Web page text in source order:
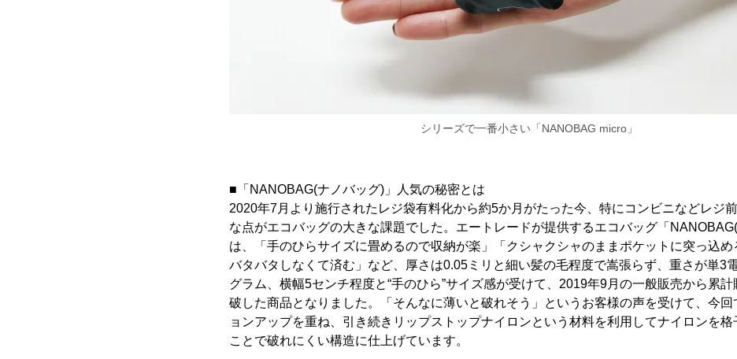
シリーズで一番小さい「NANOBAG micro」
■「NANOBAG(ナノバッグ)」人気の秘密とは
2020年7月より施行されたレジ袋有料化から約5か月がたった今、特にコンビニなどレジ
な点がエコバッグの大きな課題でした。エートレードが提供するエコバッグ「NANOBAG(
は、「手のひらサイズに畳めるので収納が楽」「クシャクシャのままポケットに突っ込
バタバタしなくて済む」など、厚さは0.05ミリと細い髪の毛程度で嵩張らず、重さが単3
グラム、横幅5センチ程度と“手のひら”サイズ感が受けて、2019年9月の一般販売から累
破した商品となりました。「そんなに薄いと破れそう」というお客様の声を受けて、今回
ョンアップを重ね、引き続きリップストップナイロンという材料を利用してナイロンを格
ことで破れにくい構造に仕上げています。